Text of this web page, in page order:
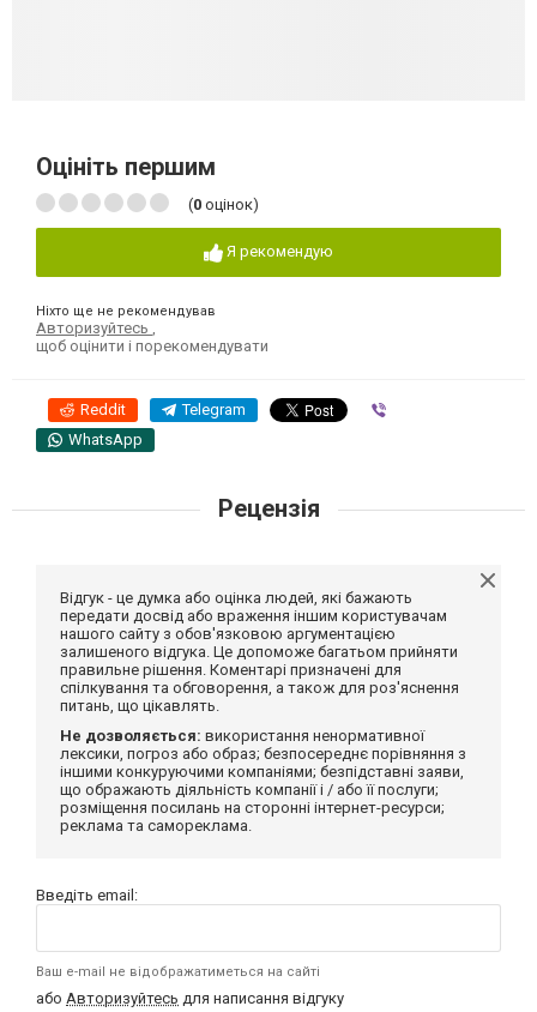
Оцініть першим
(0 оцінок)
Я рекомендую
Ніхто ще не рекомендував
Авторизуйтесь
щоб оцінити і порекомендувати
Reddit Telegram
WhatsApp
Рецензія
Відгук - це думка або оцінка людей, які бажають
передати досвід або враження іншим користувачам
нашого сайту з обов'язковою аргументацією
залишеного відгука. Це допоможе багатьом прийняти
правильне рішення. Коментарі призначені для
спілкування та обговорення, а також для роз'яснення
питань, що цікавлять.
Не дозволяється: використання ненормативної
лексики, погроз або образ; безпосереднє порівняння з
іншими конкуруючими компаніями; безпідставні заяви,
що ображають діяльність компанії і / або її послуги;
розміщення посилань на сторонні інтернет-ресурси;
реклама та самореклама.
Введіть email:
Ваш e-mail не відображатиметься на сайті
або Авторизуйтесь для написання відгуку